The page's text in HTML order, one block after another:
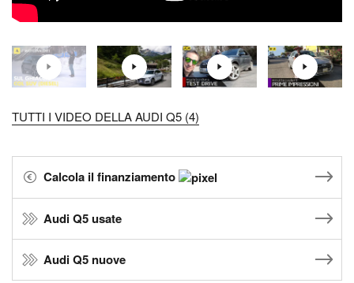
TUTTI I VIDEO DELLA AUDI Q5 (4)
Calcola il finanziamento
Audi Q5 usate
Audi Q5 nuove